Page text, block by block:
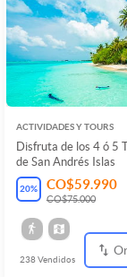
ACTIVIDADES Y TOURS
Disfruta de los 4 ó 5
de San Andrés Islas
20% CO$59.990
CO$75.000
238Vendidos